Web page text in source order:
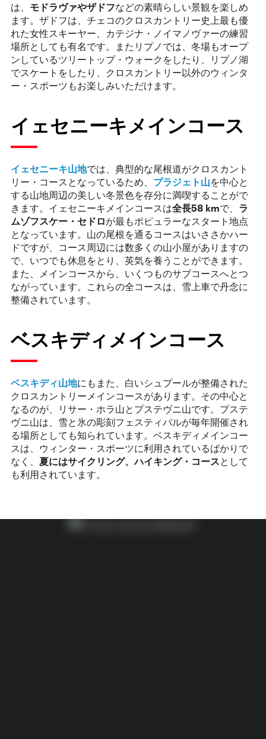
は、 モドラヴァやザドフなどの素晴らしい景観を楽しめ
ます。ザドフは、チェコのクロスカントリー史上最も優
れた女性スキーヤー、カテジナ・ノイマノヴァーの練習
場所としても有名です。またリプノでは、冬場もオープ
ンしているツリートップ・ウォークをしたり、リプノ湖
でスケートをしたり、クロスカントリー以外のウィンタ
ー・スポーツもお楽しみいただけます。
イェセニーキメインコース
イェセニーキ山地では、典型的な尾根道がクロスカント
リー・コースとなっているため、 プラジェト山を中心と
する山地周辺の美しい冬景色を存分に満喫することがで
きます。イェセニーキメインコースは全長58 kmで、 ラ
ムゾフスケー・セドロが最もポピュラーなスタート地点
となっています。山の尾根を通るコースはいささかハー
ドですが、コース周辺には数多くの山小屋がありますの
で、いつでも休息をとり、英気を養うことができます。
また、メインコースから、いくつものサブコースへとつ
ながっています。これらの全コースは、雪上車で丹念に
整備されています。
ベスキディメインコース
ベスキディ山地にもまた、白いシュプールが整備された
クロスカントリーメインコースがあります。その中心と
なるのが、リサー・ホラ山とプステヴニ山です。プステ
ヴニ山は、雪と氷の彫刻フェスティバルが毎年開催され
る場所としても知られています。ベスキディメインコー
スは、ウィンター・スポーツに利用されているばかりで
なく、 夏にはサイクリング、ハイキング・コースとして
も利用されています。